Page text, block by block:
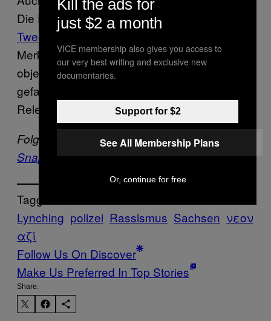
Die Polizei Sachsen reagierte auf einen
Tweet
des
Merker mit den Worten: “Wir treffen eine
objektive Einschätzung hinsichtlich einer
gefahrenabwehr- oder strafrechtlichen
Relevanz.”
Folge VICE auf Facebook,Instagramund
Snapchat.
Tagged:
Lynching polizei Rassismus Sachsen νεον
αζί
Follow Us On Discover
Make Us Preferred In Top Stories
Share:
Kill the ads for
just $2 a month
VICE membership also gives you access to
our very best writing and exclusive new
documentaries.
Support for $2
See All Membership Plans
Or, continue for free